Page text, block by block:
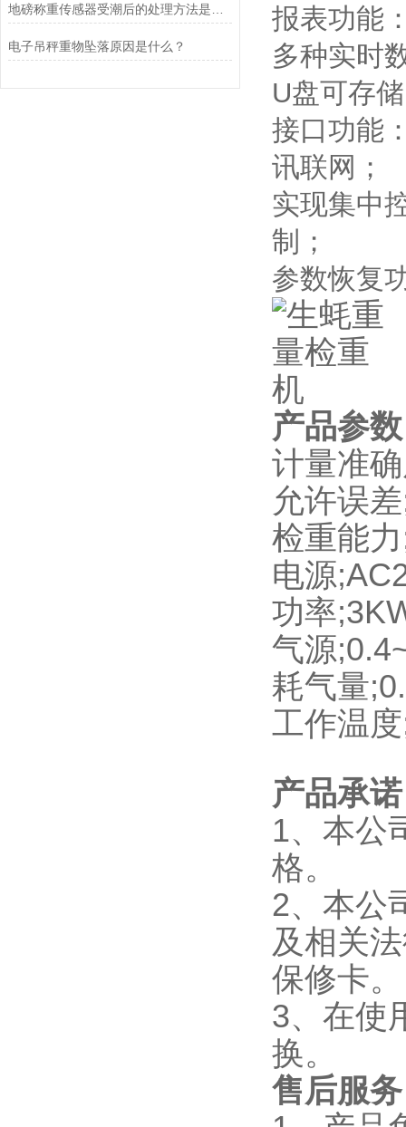
电子吊秤重物坠落原因是什么？
报表功能
多种实时
U盘可存
接口功能
讯联网；
实现集中
制；
参数恢复
产品参数
计量准
允许误
检重能
电源
功率
气源
耗气量
工作温
产品承诺
1、本公
格。
2、本公
及相关
保修卡。
3、在使
换。
售后服务